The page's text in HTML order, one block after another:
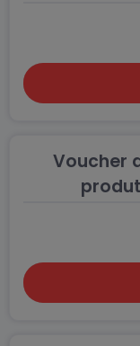
Voucher